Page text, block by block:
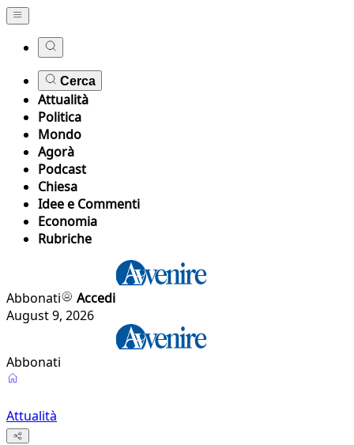
Cerca
Attualità
Politica
Mondo
Agorà
Podcast
Chiesa
Idee e Commenti
Economia
Rubriche
Abbonati
Accedi
August 9, 2026
Abbonati
Attualità